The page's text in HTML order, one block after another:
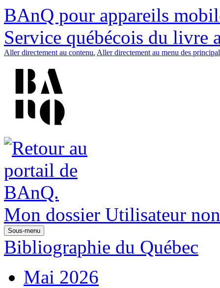
BAnQ pour appareils
Service québécois du livre
Aller directement au contenu. Aller directement au menu des
Mon dossier Utilisateur
Sous-menu
Bibliographie du Québec
Mai 2026